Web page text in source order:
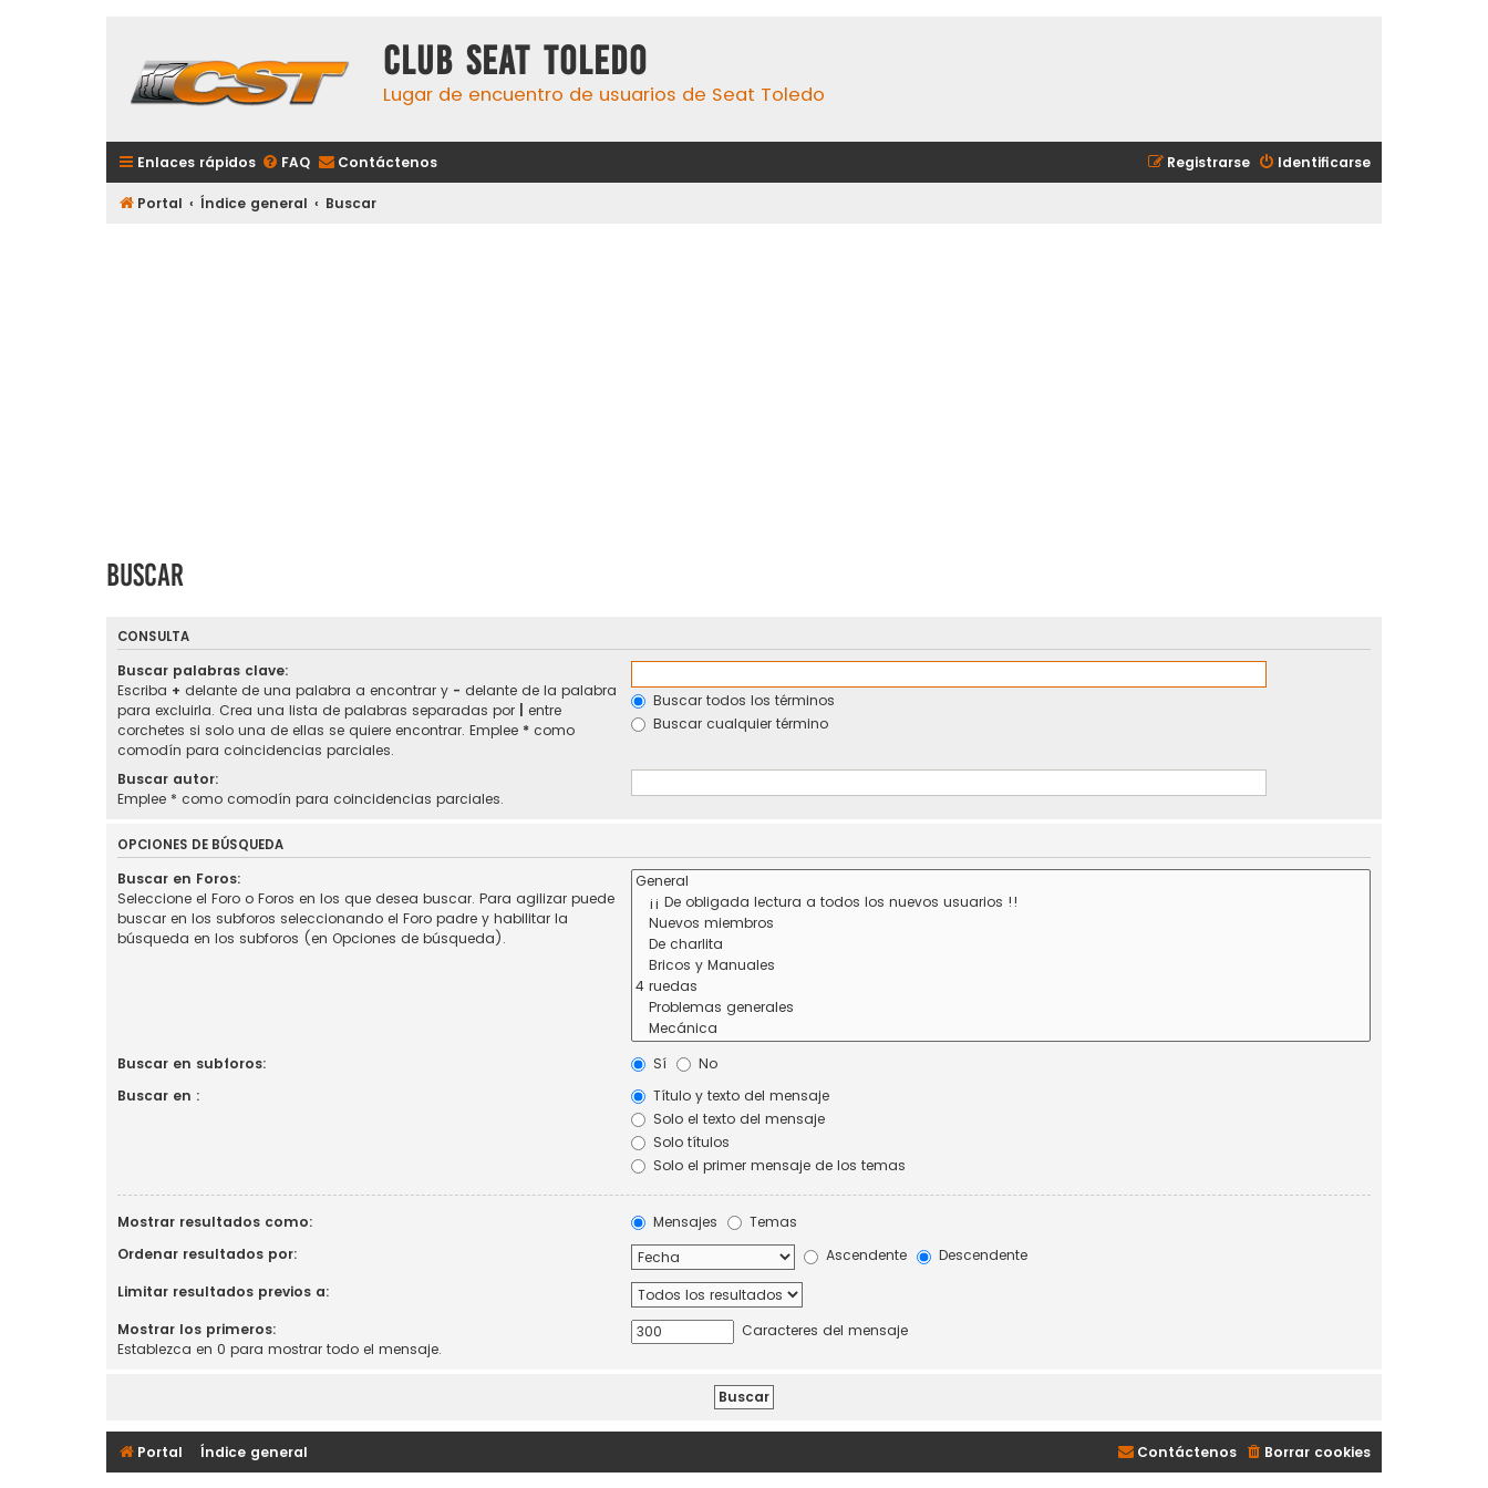
Club Seat Toledo
Lugar de encuentro de usuarios de Seat Toledo
Enlaces rápidos FAQ Contáctenos Identificarse
Registrarse
Portal Índice general Buscar
Buscar
CONSULTA
Buscar palabras clave:
Escriba + delante de una palabra a encontrar y - delante de la palabra
para excluirla. Crea una lista de palabras separadas por
entre
corchetes si solo una de ellas se quiere encontrar. Emplee * como
comodín para coincidencias parciales.
Buscar todos los términos
Buscar cualquier término
Buscar autor:
Emplee * como comodín para coincidencias parciales.
OPCIONES DE BÚSQUEDA
Buscar en Foros:
Seleccione el Foro o Foros en los que desea buscar. Para agilizar puede
buscar en los subforos seleccionando el Foro padre y habilitar la
búsqueda en los subforos (en Opciones de búsqueda).
Buscar en subforos: Sí
No
Buscar en :
Título y texto del mensaje
Solo el texto del mensaje
Solo títulos
Solo el primer mensaje de los temas
Mostrar resultados como: Mensajes
Temas
Ordenar resultados por:
Ascendente
Descendente
Limitar resultados previos a:
Mostrar los primeros:
Establezca en 0 para mostrar todo el mensaje.
Caracteres del mensaje
Portal Índice general Borrar cookies
Contáctenos